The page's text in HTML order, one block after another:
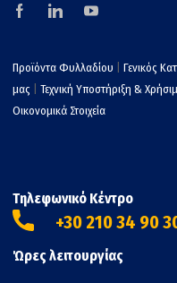
Προϊόντα Φυλλαδίου Γενικός
μας
Τεχνική Υποστήριξη &
Οικονομικά Στοιχεία
Τηλεφωνικό Κέντρο
+30 210 34 90
Ώρες λειτουργίας